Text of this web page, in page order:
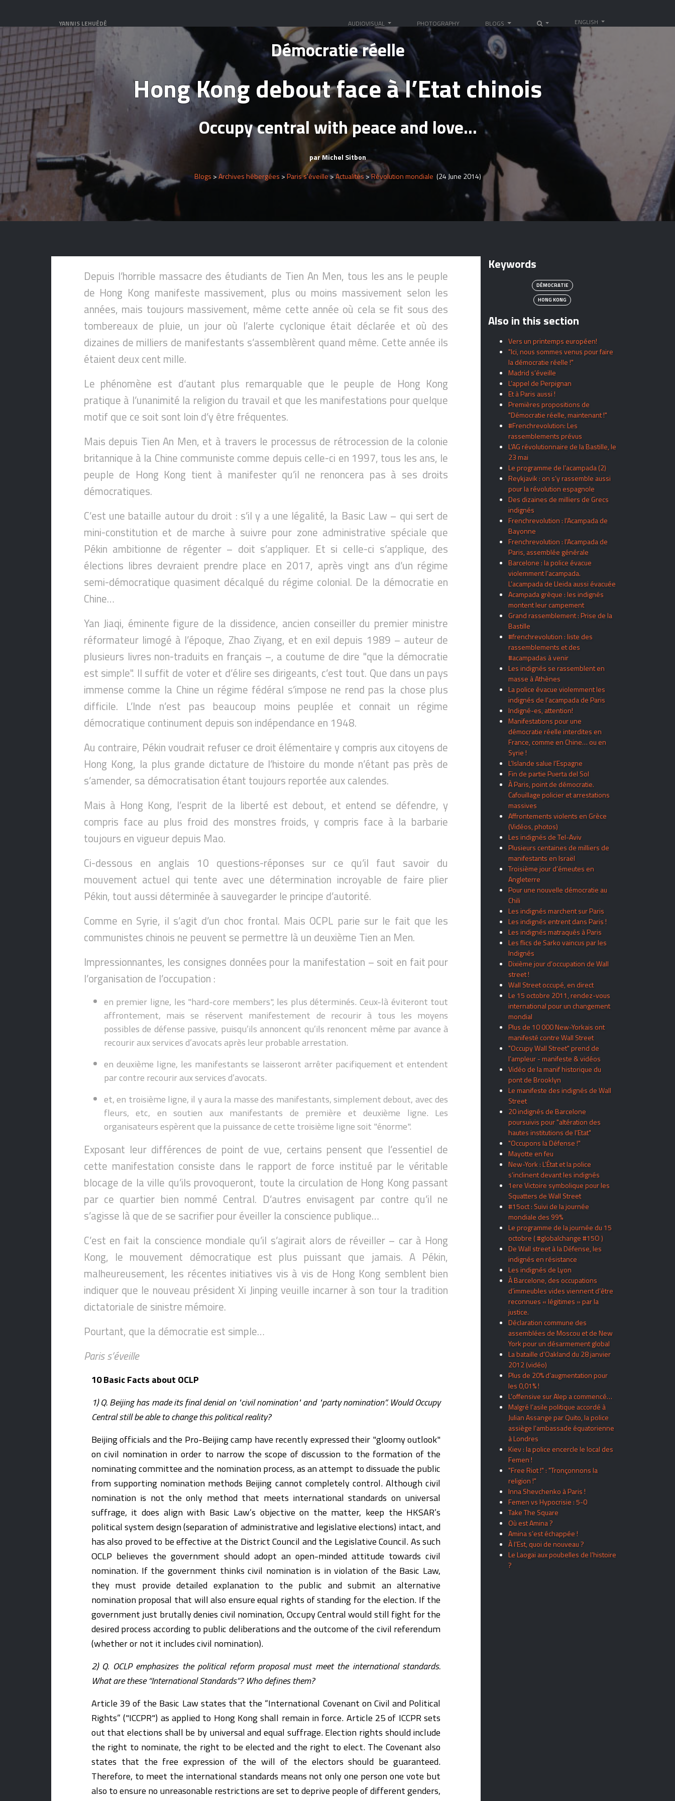
YANNIS LEHUÉDÉ AUDIOVISUAL PHOTOGRAPHY BLOGS ENGLISH
Démocratie réelle
Hong Kong debout face à l’Etat chinois
Occupy central with peace and love…
par Michel Sitbon
Blogs >Archives hébergées >Paris s’éveille>Actualités>Révolution mondiale (24 June 2014)
Depuis l’horrible massacre des étudiants de Tien An Men, tous les ans le peuple
de Hong Kong manifeste massivement, plus ou moins massivement selon les
années, mais toujours massivement, même cette année où cela se fit sous des
tombereaux de pluie, un jour où l’alerte cyclonique était déclarée et où des
dizaines de milliers de manifestants s’assemblèrent quand même. Cette année ils
étaient deux cent mille.
Le phénomène est d’autant plus remarquable que le peuple de Hong Kong
pratique à l’unanimité la religion du travail et que les manifestations pour quelque
motif que ce soit sont loin d’y être fréquentes.
Mais depuis Tien An Men, et à travers le processus de rétrocession de la colonie
britannique à la Chine communiste comme depuis celle-ci en 1997, tous les ans, le
peuple de Hong Kong tient à manifester qu’il ne renoncera pas à ses droits
démocratiques.
C’est une bataille autour du droit : s’il y a une légalité, la Basic Law – qui sert de
mini-constitution et de marche à suivre pour zone administrative spéciale que
Pékin ambitionne de régenter – doit s’appliquer. Et si celle-ci s’applique, des
élections libres devraient prendre place en 2017, après vingt ans d’un régime
semi-démocratique quasiment décalqué du régime colonial. De la démocratie en
Chine…
Yan Jiaqi, éminente figure de la dissidence, ancien conseiller du premier ministre
réformateur limogé à l’époque, Zhao Ziyang, et en exil depuis 1989 – auteur de
plusieurs livres non-traduits en français –, a coutume de dire "que la démocratie
est simple". Il suffit de voter et d’élire ses dirigeants, c’est tout. Que dans un pays
immense comme la Chine un régime fédéral s’impose ne rend pas la chose plus
difficile. L’Inde n’est pas beaucoup moins peuplée et connait un régime
démocratique continument depuis son indépendance en 1948.
Au contraire, Pékin voudrait refuser ce droit élémentaire y compris aux citoyens de
Hong Kong, la plus grande dictature de l’histoire du monde n’étant pas près de
s’amender, sa démocratisation étant toujours reportée aux calendes.
Mais à Hong Kong, l’esprit de la liberté est debout, et entend se défendre, y
compris face au plus froid des monstres froids, y compris face à la barbarie
toujours en vigueur depuis Mao.
Ci-dessous en anglais 10 questions-réponses sur ce qu’il faut savoir du
mouvement actuel qui tente avec une détermination incroyable de faire plier
Pékin, tout aussi déterminée à sauvegarder le principe d’autorité.
Comme en Syrie, il s’agit d’un choc frontal. Mais OCPL parie sur le fait que les
communistes chinois ne peuvent se permettre là un deuxième Tien an Men.
Impressionnantes, les consignes données pour la manifestation – soit en fait pour
l’organisation de l’occupation :
en premier ligne, les "hard-core members", les plus déterminés. Ceux-là éviteront tout
affrontement, mais se réservent manifestement de recourir à tous les moyens
possibles de défense passive, puisqu’ils annoncent qu’ils renoncent même par avance à
recourir aux services d’avocats après leur probable arrestation.
en deuxième ligne, les manifestants se laisseront arrêter pacifiquement et entendent
par contre recourir aux services d’avocats.
et, en troisième ligne, il y aura la masse des manifestants, simplement debout, avec des
fleurs, etc, en soutien aux manifestants de première et deuxième ligne. Les
organisateurs espèrent que la puissance de cette troisième ligne soit "énorme".
Exposant leur différences de point de vue, certains pensent que l’essentiel de
cette manifestation consiste dans le rapport de force institué par le véritable
blocage de la ville qu’ils provoqueront, toute la circulation de Hong Kong passant
par ce quartier bien nommé Central. D’autres envisagent par contre qu’il ne
s’agisse là que de se sacrifier pour éveiller la conscience publique…
C’est en fait la conscience mondiale qu’il s’agirait alors de réveiller – car à Hong
Kong, le mouvement démocratique est plus puissant que jamais. A Pékin,
malheureusement, les récentes initiatives vis à vis de Hong Kong semblent bien
indiquer que le nouveau président Xi Jinping veuille incarner à son tour la tradition
dictatoriale de sinistre mémoire.
Pourtant, que la démocratie est simple…
Paris s’éveille
10 Basic Facts about OCLP
1) Q. Beijing has made its final denial on "civil nomination" and "party nomination”. Would Occupy
Central still be able to change this political reality?
Beijing officials and the Pro-Beijing camp have recently expressed their "gloomy outlook"
on civil nomination in order to narrow the scope of discussion to the formation of the
nominating committee and the nomination process, as an attempt to dissuade the public
from supporting nomination methods Beijing cannot completely control. Although civil
nomination is not the only method that meets international standards on universal
suffrage, it does align with Basic Law’s objective on the matter, keep the HKSAR’s
political system design (separation of administrative and legislative elections) intact, and
has also proved to be effective at the District Council and the Legislative Council. As such
OCLP believes the government should adopt an open-minded attitude towards civil
nomination. If the government thinks civil nomination is in violation of the Basic Law,
they must provide detailed explanation to the public and submit an alternative
nomination proposal that will also ensure equal rights of standing for the election. If the
government just brutally denies civil nomination, Occupy Central would still fight for the
desired process according to public deliberations and the outcome of the civil referendum
(whether or not it includes civil nomination).
2) Q. OCLP emphasizes the political reform proposal must meet the international standards.
What are these “International Standards”? Who defines them?
Article 39 of the Basic Law states that the “International Covenant on Civil and Political
Rights” ("ICCPR") as applied to Hong Kong shall remain in force. Article 25 of ICCPR sets
out that elections shall be by universal and equal suffrage. Election rights should include
the right to nominate, the right to be elected and the right to elect. The Covenant also
states that the free expression of the will of the electors should be guaranteed.
Therefore, to meet the international standards means not only one person one vote but
also to ensure no unreasonable restrictions are set to deprive people of different genders,
Keywords
DÉMOCRATIE
HONG KONG
Also in this section
Vers un printemps européen!
"Ici, nous sommes venus pour faire
la démocratie réelle !"
Madrid s’éveille
L’appel de Perpignan
Et à Paris aussi !
Premières propositions de
"Démocratie réelle, maintenant !"
#Frenchrevolution: Les
rassemblements prévus
L’AG révolutionnaire de la Bastille, le
23 mai
Le programme de l’acampada (2)
Reykjavik : on s’y rassemble aussi
pour la révolution espagnole
Des dizaines de milliers de Grecs
indignés
Frenchrevolution : l’Acampada de
Bayonne
Frenchrevolution : l’Acampada de
Paris, assemblée générale
Barcelone : la police évacue
violemment l’acampada.
L’acampada de Lleida aussi évacuée
Acampada grèque : les indignés
montent leur campement
Grand rassemblement : Prise de la
Bastille
#frenchrevolution : liste des
rassemblements et des
#acampadas à venir
Les indignés se rassemblent en
masse à Athènes
La police évacue violemment les
indignés de l’acampada de Paris
Indigné-es, attention!
Manifestations pour une
démocratie réelle interdites en
France, comme en Chine… ou en
Syrie !
L’Islande salue l’Espagne
Fin de partie Puerta del Sol
À Paris, point de démocratie.
Cafouillage policier et arrestations
massives
Affrontements violents en Grèce
(Vidéos, photos)
Les indignés de Tel-Aviv
Plusieurs centaines de milliers de
manifestants en Israël
Troisième jour d’émeutes en
Angleterre
Pour une nouvelle démocratie au
Chili
Les indignés marchent sur Paris
Les indignés entrent dans Paris !
Les indignés matraqués à Paris
Les flics de Sarko vaincus par les
Indignés
Dixième jour d’occupation de Wall
street !
Wall Street occupé, en direct
Le 15 octobre 2011, rendez-vous
international pour un changement
mondial
Plus de 10 000 New-Yorkais ont
manifesté contre Wall Street
"Occupy Wall Street" prend de
l’ampleur - manifeste & vidéos
Vidéo de la manif historique du
pont de Brooklyn
Le manifeste des indignés de Wall
Street
20 indignés de Barcelone
poursuivis pour "altération des
hautes institutions de l’Etat"
"Occupons la Défense !"
Mayotte en feu
New-York : L’État et la police
s’inclinent devant les indignés
1ere Victoire symbolique pour les
Squatters de Wall Street
#15oct : Suivi de la journée
mondiale des 99%
Le programme de la journée du 15
octobre ( #globalchange #15O )
De Wall street à la Défense, les
indignés en résistance
Les indignés de Lyon
À Barcelone, des occupations
d’immeubles vides viennent d’être
reconnues « légitimes » par la
justice.
Déclaration commune des
assemblées de Moscou et de New
York pour un désarmement global
La bataille d’Oakland du 28 janvier
2012 (vidéo)
Plus de 20% d’augmentation pour
les 0,01% !
L’offensive sur Alep a commencé…
Malgré l’asile politique accordé à
Julian Assange par Quito, la police
assiège l’ambassade équatorienne
à Londres
Kiev : la police encercle le local des
Femen !
"Free Riot !" : "Tronçonnons la
religion !"
Inna Shevchenko à Paris !
Femen vs Hypocrisie : 5-0
Take The Square
Où est Amina ?
Amina s’est échappée !
À l’Est, quoi de nouveau ?
Le Laogai aux poubelles de l’histoire
?